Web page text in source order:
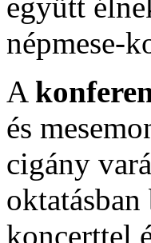
népmese-
A
és
cigány
koncerttel